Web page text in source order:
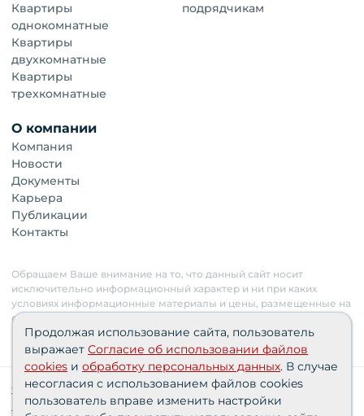
Квартиры
однокомнатные
Квартиры
двухкомнатные
Квартиры
трехкомнатные
подрядчикам
О компании
Компания
Новости
Документы
Карьера
Публикации
Контакты
Обращаем Ваше внимание на то, что данный сайт носит
исключительно информационный характер и ни при каких
условиях информационные материалы и цены, размещенные на
сайте, не являются публичной офертой. Застройщик имеет
право изменять стоимость объектов.
Сведения о реализуемых требованиях к защите
персональных данных АО «СЗ «Партнер‑Строй»»
Продолжая использование сайта, пользователь
выражает Согласие об использовании файлов
cookies и обработку персональных данных. В случае
несогласия с использованием файлов cookies
пользователь вправе изменить настройки